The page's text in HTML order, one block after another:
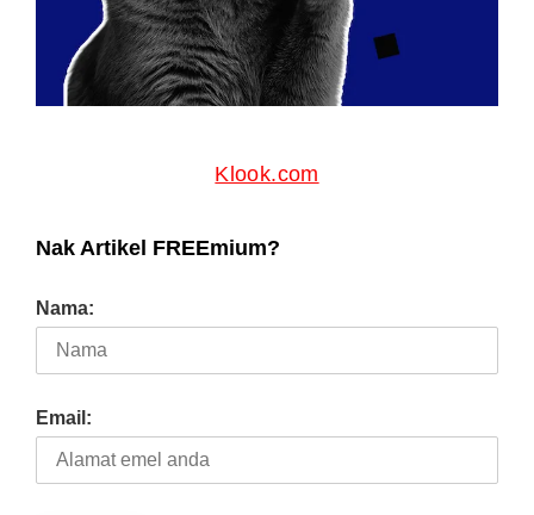
Klook.com
Nak Artikel FREEmium?
Nama:
Email: